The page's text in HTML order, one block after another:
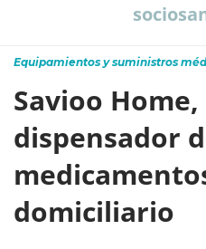
Equipamientos y suministros
Savioo
dispensador
domiciliario